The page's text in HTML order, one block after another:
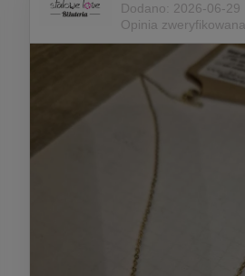
Dodano: 2026-06-29
Opinia zweryfikowana